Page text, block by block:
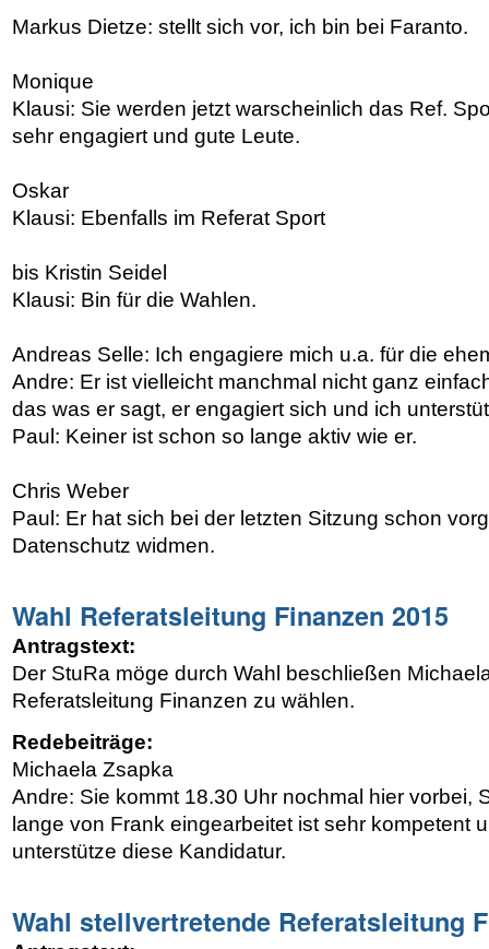
Markus Dietze: stellt sich vor, ich bin bei Faranto.
Monique
Klausi: Sie werden jetzt warscheinlich das Ref.
sehr engagiert und gute Leute.
Oskar
Klausi: Ebenfalls im Referat Sport
bis Kristin Seidel
Klausi: Bin für die Wahlen.
Andreas Selle: Ich engagiere mich u.a. für die
Andre: Er ist vielleicht manchmal nicht ganz
das was er sagt, er engagiert sich und ich
Paul: Keiner ist schon so lange aktiv wie er.
Chris Weber
Paul: Er hat sich bei der letzten Sitzung schon
Datenschutz widmen.
Wahl Referatsleitung Finanzen 2015
Antragstext:
Der StuRa möge durch Wahl beschließen
Referatsleitung Finanzen zu wählen.
Redebeiträge:
Michaela Zsapka
Andre: Sie kommt 18.30 Uhr nochmal hier vorbei,
lange von Frank eingearbeitet ist sehr kompetent
unterstütze diese Kandidatur.
Wahl stellvertretende Referatsleitung